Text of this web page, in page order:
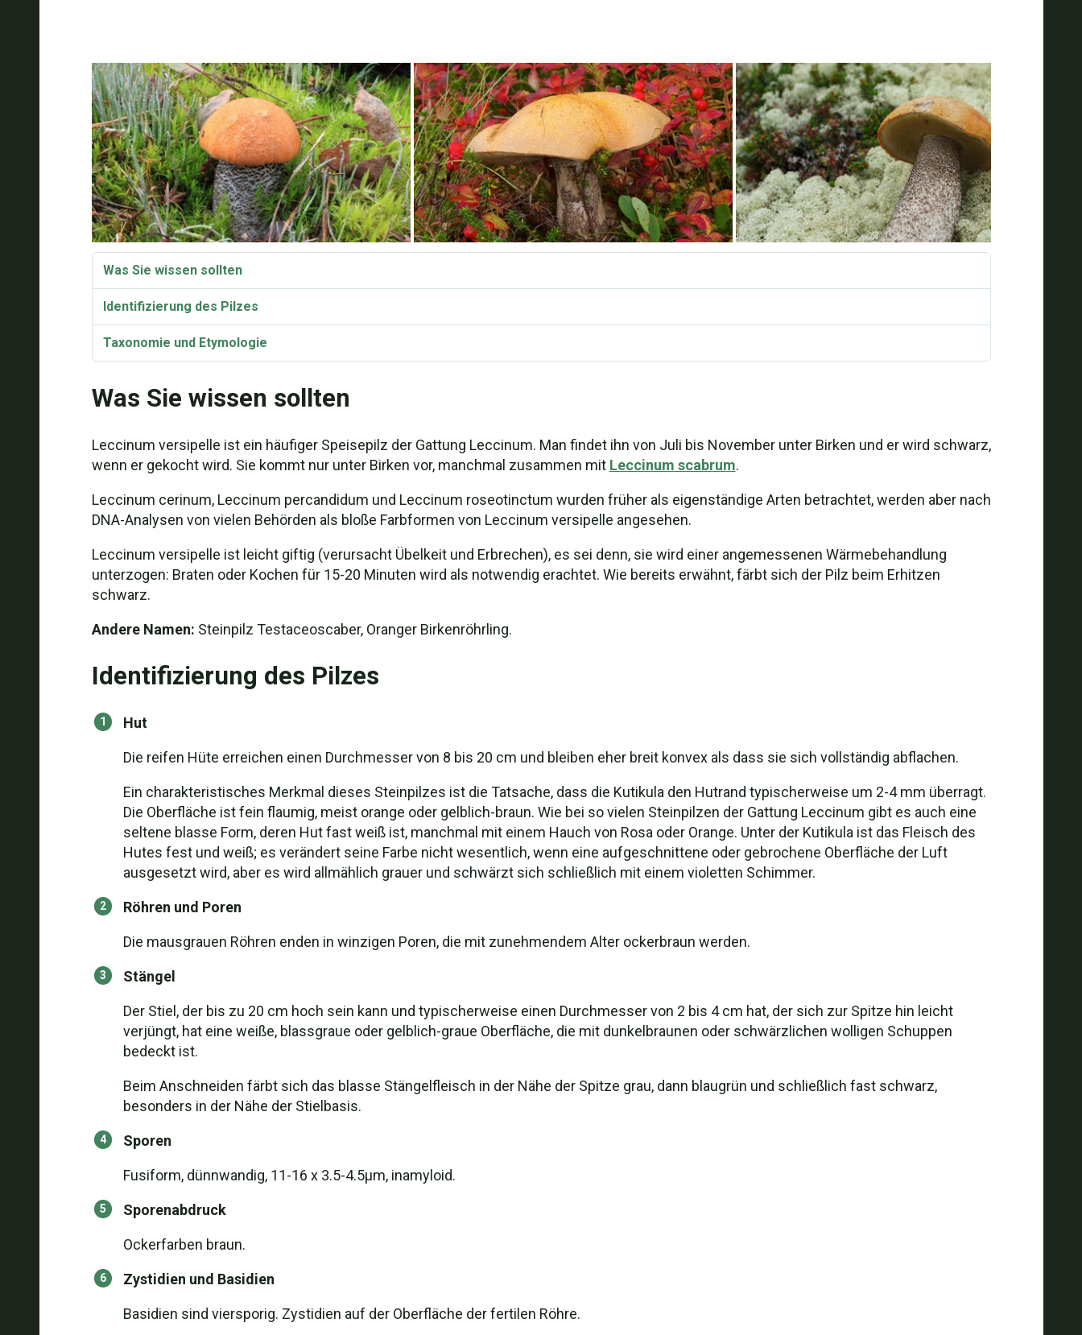
Was Sie wissen sollten
Identifizierung des Pilzes
Taxonomie und Etymologie
Was Sie wissen sollten
Leccinum versipelle ist ein häufiger Speisepilz der Gattung Leccinum. Man findet ihn von Juli bis November unter Birken und er wird schwarz,
wenn er gekocht wird. Sie kommt nur unter Birken vor, manchmal zusammen mit Leccinum scabrum.
Leccinum cerinum, Leccinum percandidum und Leccinum roseotinctum wurden früher als eigenständige Arten betrachtet, werden aber nach
DNA-Analysen von vielen Behörden als bloße Farbformen von Leccinum versipelle angesehen.
Leccinum versipelle ist leicht giftig (verursacht Übelkeit und Erbrechen), es sei denn, sie wird einer angemessenen Wärmebehandlung
unterzogen: Braten oder Kochen für 15-20 Minuten wird als notwendig erachtet. Wie bereits erwähnt, färbt sich der Pilz beim Erhitzen
schwarz.
Andere Namen: Steinpilz Testaceoscaber, Oranger Birkenröhrling.
Identifizierung des Pilzes
Hut
Die reifen Hüte erreichen einen Durchmesser von 8 bis 20 cm und bleiben eher breit konvex als dass sie sich vollständig abflachen.
Ein charakteristisches Merkmal dieses Steinpilzes ist die Tatsache, dass die Kutikula den Hutrand typischerweise um 2-4 mm überragt.
Die Oberfläche ist fein flaumig, meist orange oder gelblich-braun. Wie bei so vielen Steinpilzen der Gattung Leccinum gibt es auch eine
seltene blasse Form, deren Hut fast weiß ist, manchmal mit einem Hauch von Rosa oder Orange. Unter der Kutikula ist das Fleisch des
Hutes fest und weiß; es verändert seine Farbe nicht wesentlich, wenn eine aufgeschnittene oder gebrochene Oberfläche der Luft
ausgesetzt wird, aber es wird allmählich grauer und schwärzt sich schließlich mit einem violetten Schimmer.
Röhren und Poren
Die mausgrauen Röhren enden in winzigen Poren, die mit zunehmendem Alter ockerbraun werden.
Stängel
Der Stiel, der bis zu 20 cm hoch sein kann und typischerweise einen Durchmesser von 2 bis 4 cm hat, der sich zur Spitze hin leicht
verjüngt, hat eine weiße, blassgraue oder gelblich-graue Oberfläche, die mit dunkelbraunen oder schwärzlichen wolligen Schuppen
bedeckt ist.
Beim Anschneiden färbt sich das blasse Stängelfleisch in der Nähe der Spitze grau, dann blaugrün und schließlich fast schwarz,
besonders in der Nähe der Stielbasis.
Sporen
Fusiform, dünnwandig, 11-16 x 3.5-4.5µm, inamyloid.
Sporenabdruck
Ockerfarben braun.
Zystidien und Basidien
Basidien sind viersporig. Zystidien auf der Oberfläche der fertilen Röhre.